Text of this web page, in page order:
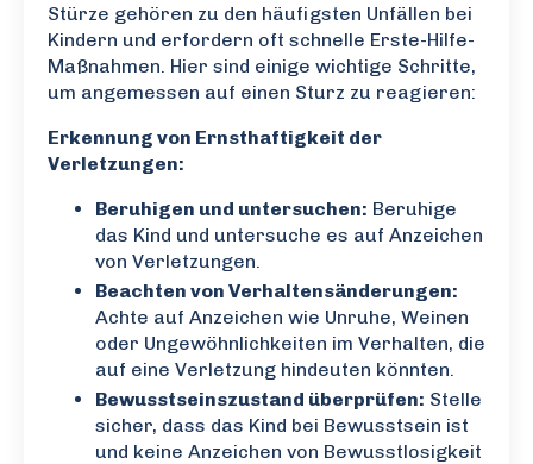
Stürze gehören zu den häufigsten Unfällen bei
Kindern und erfordern oft schnelle Erste-Hilfe-
Maßnahmen. Hier sind einige wichtige Schritte,
um angemessen auf einen Sturz zu reagieren:
Erkennung von Ernsthaftigkeit der
Verletzungen:
Beruhigen und untersuchen: Beruhige
das Kind und untersuche es auf Anzeichen
von Verletzungen.
Beachten von Verhaltensänderungen:
Achte auf Anzeichen wie Unruhe, Weinen
oder Ungewöhnlichkeiten im Verhalten, die
auf eine Verletzung hindeuten könnten.
Bewusstseinszustand überprüfen: Stelle
sicher, dass das Kind bei Bewusstsein ist
und keine Anzeichen von Bewusstlosigkeit